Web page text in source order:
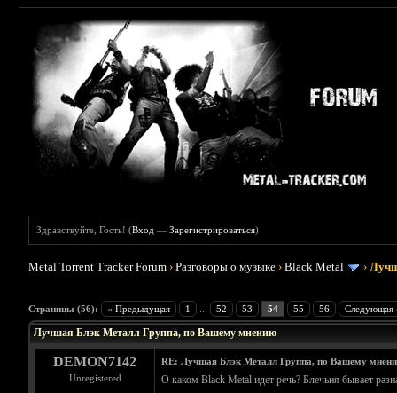
Здравствуйте, Гость! (Вход —Зарегистрироваться)
Metal Torrent Tracker Forum ›Разговоры о музыке ›Black Metal ›
Страницы (56): « Предыдущая 1 52 53 54 55 56 Следующая
Лучшая Блэк Металл Группа, по Вашему мнению
DEMON7142
Unregistered
RE: Лучшая Блэк Металл Группа, по Вашему
О каком Black Metal идет речь? Блечьня бывает